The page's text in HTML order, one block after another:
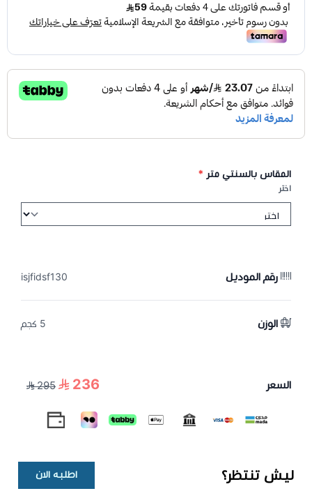
المقاس بالسنتي متر *
اختر
رقم الموديل isjfidsf130
الوزن 5 كجم
السعر 236
295
ليش تنتظر؟ اطلبه الان